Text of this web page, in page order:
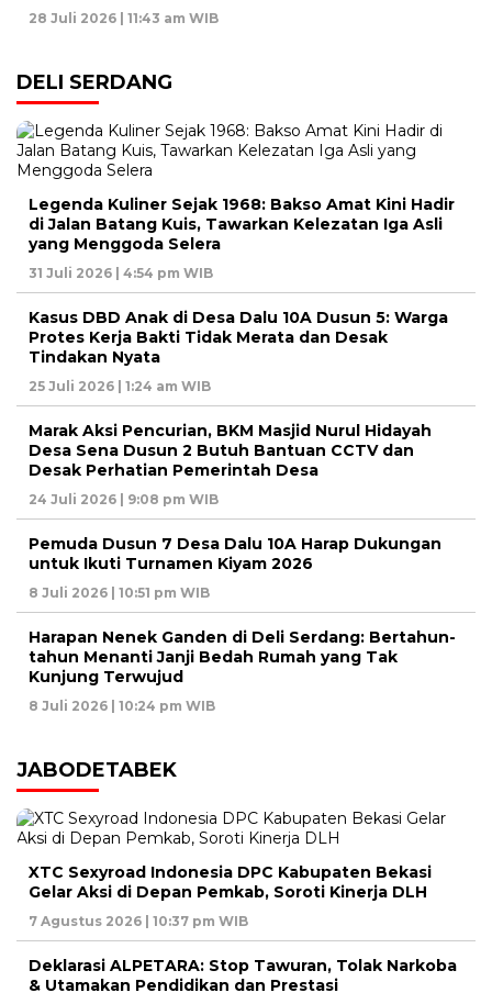
28 Juli 2026 | 11:43 am WIB
DELI SERDANG
Legenda Kuliner Sejak 1968: Bakso Amat Kini Hadir
di Jalan Batang Kuis, Tawarkan Kelezatan Iga Asli
yang Menggoda Selera
31 Juli 2026 | 4:54 pm WIB
Kasus DBD Anak di Desa Dalu 10A Dusun 5: Warga
Protes Kerja Bakti Tidak Merata dan Desak
Tindakan Nyata
25 Juli 2026 | 1:24 am WIB
Marak Aksi Pencurian, BKM Masjid Nurul Hidayah
Desa Sena Dusun 2 Butuh Bantuan CCTV dan
Desak Perhatian Pemerintah Desa
24 Juli 2026 | 9:08 pm WIB
Pemuda Dusun 7 Desa Dalu 10A Harap Dukungan
untuk Ikuti Turnamen Kiyam 2026
8 Juli 2026 | 10:51 pm WIB
Harapan Nenek Ganden di Deli Serdang: Bertahun-
tahun Menanti Janji Bedah Rumah yang Tak
Kunjung Terwujud
8 Juli 2026 | 10:24 pm WIB
JABODETABEK
XTC Sexyroad Indonesia DPC Kabupaten Bekasi
Gelar Aksi di Depan Pemkab, Soroti Kinerja DLH
7 Agustus 2026 | 10:37 pm WIB
Deklarasi ALPETARA: Stop Tawuran, Tolak Narkoba
& Utamakan Pendidikan dan Prestasi